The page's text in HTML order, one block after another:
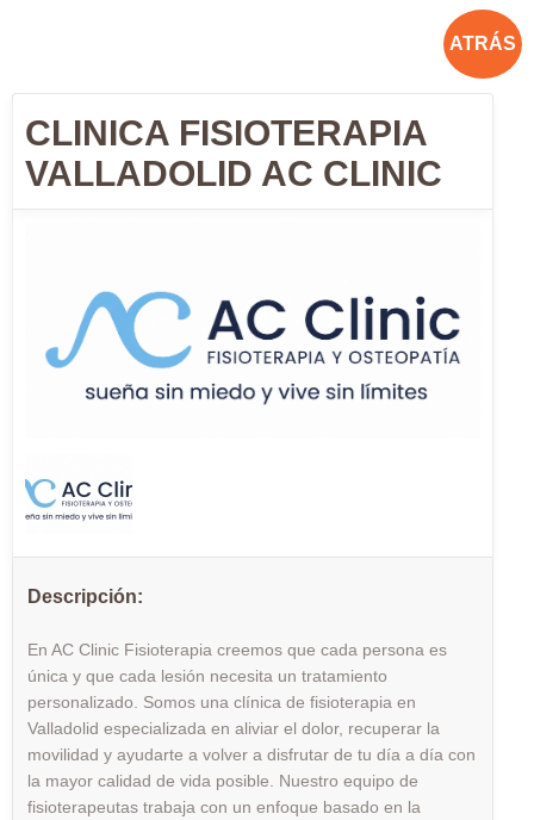
ATRÁS
CLINICA FISIOTERAPIA
VALLADOLID AC CLINIC
Descripción:
En AC Clinic Fisioterapia creemos que cada persona es
única y que cada lesión necesita un tratamiento
personalizado. Somos una clínica de fisioterapia en
Valladolid especializada en aliviar el dolor, recuperar la
movilidad y ayudarte a volver a disfrutar de tu día a día con
la mayor calidad de vida posible. Nuestro equipo de
fisioterapeutas trabaja con un enfoque basado en la